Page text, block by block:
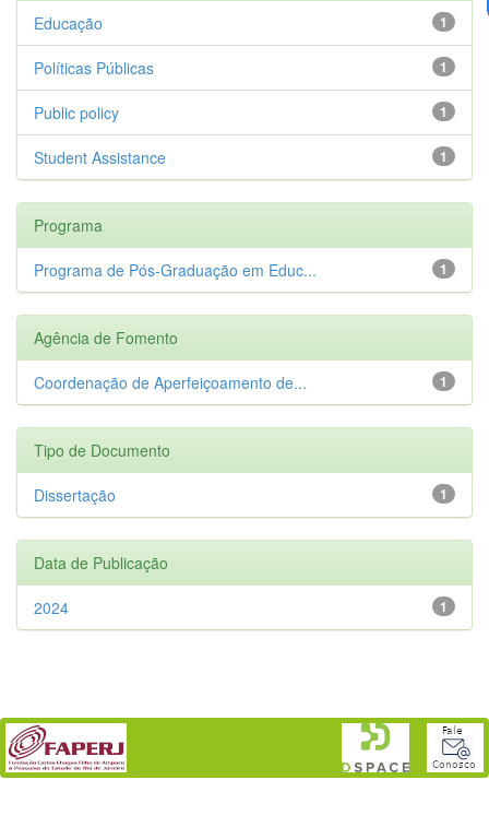
1
Educação
1
Políticas Públicas
1
Public policy
1
Student Assistance
Programa
1
Programa de Pós-Graduação em Educ...
Agência de Fomento
1
Coordenação de Aperfeiçoamento de...
Tipo de Documento
1
Dissertação
Data de Publicação
1
2024